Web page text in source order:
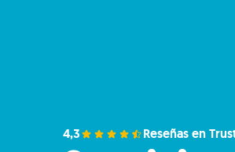
4,3 Reseñas en